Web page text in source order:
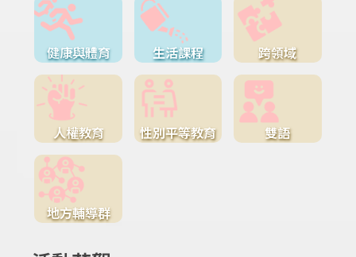
健康與體育 生活課程 跨領域
人權教育 性別平等教育 雙語
地方輔導群